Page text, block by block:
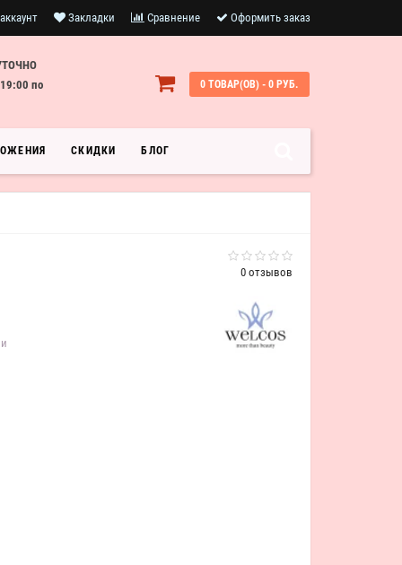
Закладки Сравнение Оформить заказ
по
0 ТОВАР(ОВ) - 0 РУБ.
СКИДКИ БЛОГ
0 отзывов